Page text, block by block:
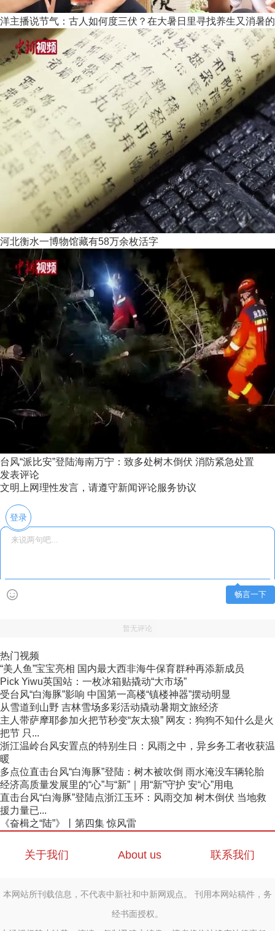
洋主播说节气：古人如何度三伏？在大暑日里寻找养生又消暑
河北衡水一博物馆藏有58万余枚活字
台风“派比安”登陆海南万宁：致多处树木倒伏 消防紧急处置
发表评论
文明上网理性发言，请遵守新闻评论服务协议
登录
畅言一下
暂无评论
热门视频
“美人鱼”宝宝亮相 国内最大西非海牛保育群种再添新成员
Pick Yiwu英国站：一枚冰箱贴撬动“大市场”
受台风“白海豚”影响 中国第一高楼“镇楼神器”摆动明显
从雪道到山野 吉林雪场多彩活动撬动暑期文旅经济
主人带萨摩耶参加火把节秒变“灰太狼” 网友：狗狗不知什么是火
把节 只...
浙江温岭台风安置点的特别生日：风雨之中，异乡务工者收获温
暖
多点位直击台风“白海豚”登陆：树木被吹倒 雨水淹没车辆轮胎
经济高质量发展里的“心”与“新”｜用“新”守护 安“心”用电
直击台风“白海豚”登陆点浙江玉环：风雨交加 树木倒伏 当地救
援力量已...
《奋楫之“陆”》丨第四集 惊风雷
关于我们 About us 联系我们
本网站所刊载信息，不代表中新社和中新网观点。 刊用本网站稿件，务
经书面授权。